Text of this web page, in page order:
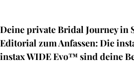
Deine private Bridal Journey in
Editorial zum Anfassen: Die
instax WIDE Evo™ sind deine